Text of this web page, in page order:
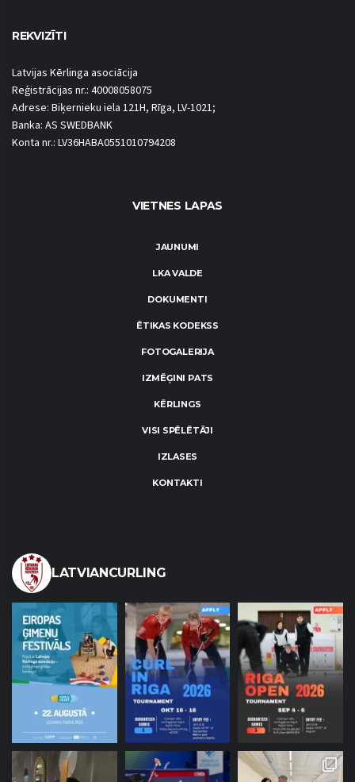
REKVIZĪTI
Latvijas Kērlinga asociācija
Reģistrācijas nr.: 40008058075
Adrese: Biķernieku iela 121H, Rīga, LV-1021;
Banka: AS SWEDBANK
Konta nr.: LV36HABA0551010794208
VIETNES LAPAS
JAUNUMI
LKA VALDE
DOKUMENTI
ĒTIKAS KODEKSS
FOTOGALERIJA
IZMĒĢINI PATS
KĒRLINGS
VISI SPĒLĒTĀJI
IZLASES
KONTAKTI
LATVIANCURLING